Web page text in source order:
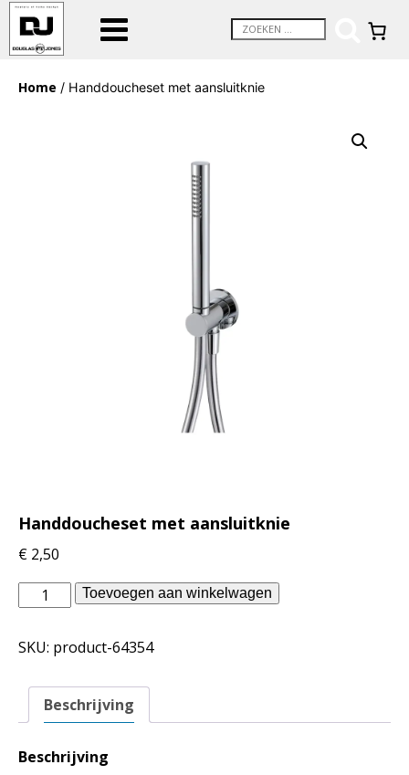
Home / Handdoucheset met aansluitknie
Handdoucheset met aansluitknie
€ 2,50
vtwonen
badkamer
Handdoucheset
aansluitknie
aantal
Toevoegen aan winkelwagen
SKU: product-64354
Beschrijving
Beschrijving